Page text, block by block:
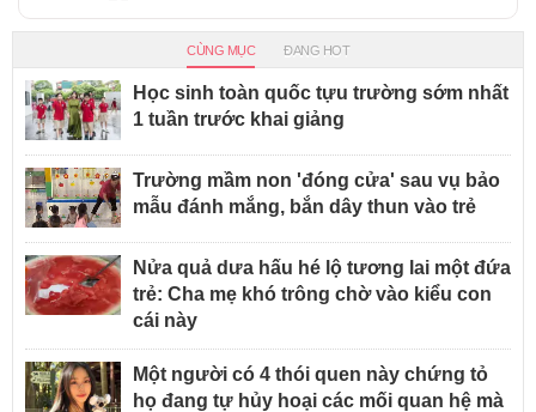
CÙNG MỤC ĐANG HOT
Học sinh toàn quốc tựu trường sớm nhất
1 tuần trước khai giảng
Trường mầm non 'đóng cửa' sau vụ bảo
mẫu đánh mắng, bắn dây thun vào trẻ
Nửa quả dưa hấu hé lộ tương lai một đứa
trẻ: Cha mẹ khó trông chờ vào kiểu con
cái này
Một người có 4 thói quen này chứng tỏ
họ đang tự hủy hoại các mối quan hệ mà